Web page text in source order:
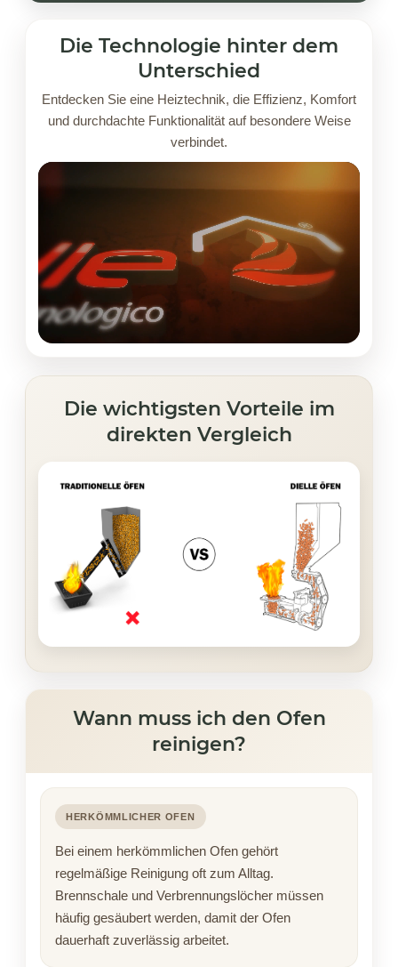
Die Technologie hinter dem
Unterschied
Entdecken Sie eine Heiztechnik, die Effizienz, Komfort
und durchdachte Funktionalität auf besondere Weise
verbindet.
Die wichtigsten Vorteile im
direkten Vergleich
Wann muss ich den Ofen
reinigen?
HERKÖMMLICHER OFEN
Bei einem herkömmlichen Ofen gehört
regelmäßige Reinigung oft zum Alltag.
Brennschale und Verbrennungslöcher müssen
häufig gesäubert werden, damit der Ofen
dauerhaft zuverlässig arbeitet.